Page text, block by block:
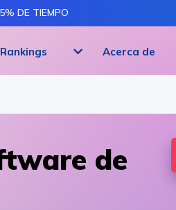
DE TIEMPO
Rankings Acerca de
de